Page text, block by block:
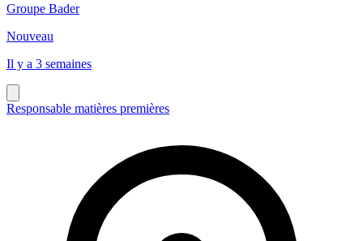
Groupe Bader
Nouveau
Il y a 3 semaines
Responsable matières premières